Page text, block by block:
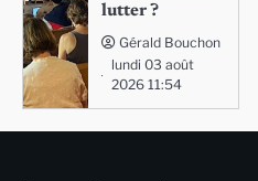
lutter ?
Gérald Bouchon
lundi 03 août
2026 11:54